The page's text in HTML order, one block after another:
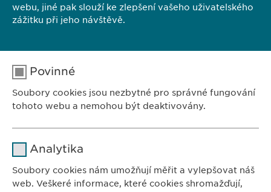
102 00 Praha 10
Česká republika
webu, jiné pak slouží ke zlepšení vašeho uživatelského
zážitku při jeho návštěvě.
Povinné
Soubory cookies jsou nezbytné pro správné fungování
tohoto webu a nemohou být deaktivovány.
Analytika
Soubory cookies nám umožňují měřit a vylepšovat náš
web. Veškeré informace, které cookies shromažďují,